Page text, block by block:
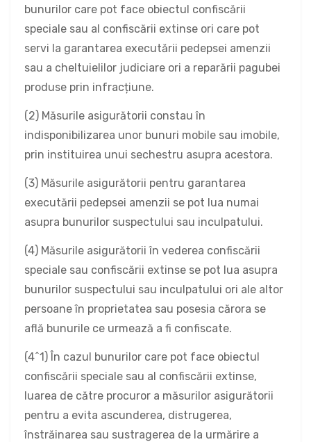
bunurilor care pot face obiectul confiscării
speciale sau al confiscării extinse ori care pot
servi la garantarea executării pedepsei amenzii
sau a cheltuielilor judiciare ori a reparării pagubei
produse prin infracțiune.
(2) Măsurile asigurătorii constau în
indisponibilizarea unor bunuri mobile sau imobile,
prin instituirea unui sechestru asupra acestora.
(3) Măsurile asigurătorii pentru garantarea
executării pedepsei amenzii se pot lua numai
asupra bunurilor suspectului sau inculpatului.
(4) Măsurile asigurătorii în vederea confiscării
speciale sau confiscării extinse se pot lua asupra
bunurilor suspectului sau inculpatului ori ale altor
persoane în proprietatea sau posesia cărora se
află bunurile ce urmează a fi confiscate.
(4^1) În cazul bunurilor care pot face obiectul
confiscării speciale sau al confiscării extinse,
luarea de către procuror a măsurilor asigurătorii
pentru a evita ascunderea, distrugerea,
înstrăinarea sau sustragerea de la urmărire a